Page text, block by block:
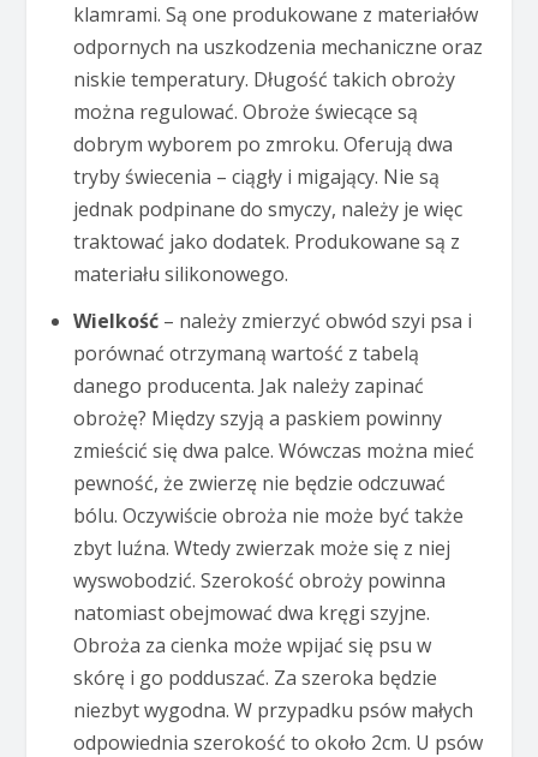
klamrami. Są one produkowane z materiałów
odpornych na uszkodzenia mechaniczne oraz
niskie temperatury. Długość takich obroży
można regulować. Obroże świecące są
dobrym wyborem po zmroku. Oferują dwa
tryby świecenia – ciągły i migający. Nie są
jednak podpinane do smyczy, należy je więc
traktować jako dodatek. Produkowane są z
materiału silikonowego.
Wielkość– należy zmierzyć obwód szyi psa i
porównać otrzymaną wartość z tabelą
danego producenta. Jak należy zapinać
obrożę? Między szyją a paskiem powinny
zmieścić się dwa palce. Wówczas można mieć
pewność, że zwierzę nie będzie odczuwać
bólu. Oczywiście obroża nie może być także
zbyt luźna. Wtedy zwierzak może się z niej
wyswobodzić. Szerokość obroży powinna
natomiast obejmować dwa kręgi szyjne.
Obroża za cienka może wpijać się psu w
skórę i go podduszać. Za szeroka będzie
niezbyt wygodna. W przypadku psów małych
odpowiednia szerokość to około 2cm. U psów